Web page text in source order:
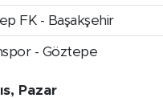
FK - Başakşehir
- Göztepe
Pazar